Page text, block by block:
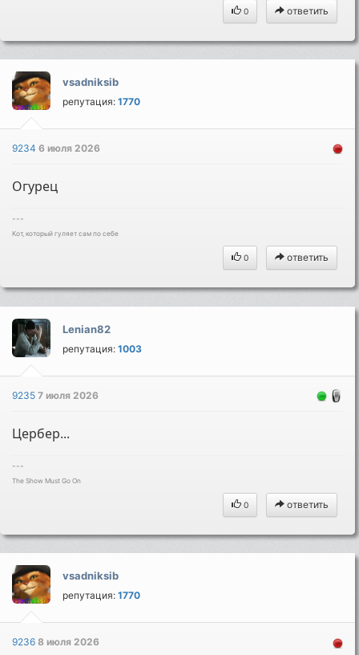
0 ответить
vsadniksib
репутация:1770
92346 июля 2026
Огурец
---
Кот, который гуляет сам по себе
0 ответить
Lenian82
репутация:1003
92357 июля 2026
Цербер...
---
The Show Must Go On
0 ответить
vsadniksib
репутация:1770
92368 июля 2026